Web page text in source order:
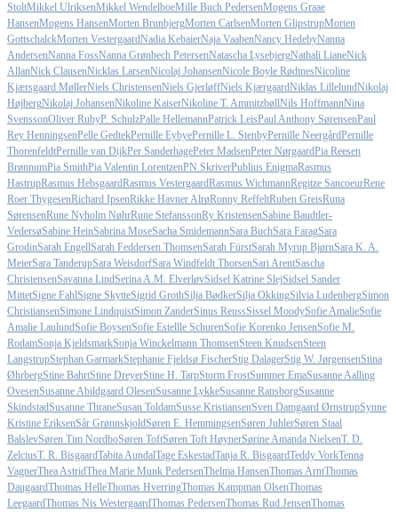
StoltMikkel UlriksenMikkel WendelboeMille Buch PedersenMogens Graae
HansenMogens HansenMorten BrunbjergMorten CarlsenMorten GlipstrupMorten
GottschalckMorten VestergaardNadia KebaierNaja VaabenNancy HedebyNanna
AndersenNanna FossNanna Grønbech PetersenNatascha LysebjergNathali LianeNick
AllanNick ClausenNicklas LarsenNicolaj JohansenNicole Boyle RødtnesNicoline
Kjærsgaard MøllerNiels ChristensenNiels GjerløffNiels KjærgaardNiklas LillelundNikolaj
HøjbergNikolaj JohansenNikoline KaiserNikoline T. AmmitzbøllNils HoffmannNina
SvenssonOliver RubyP. SchulzPalle HellemannPatrick LeisPaul Anthony SørensenPaul
Rey HenningsenPelle GedtekPernille EybyePernille L. StenbyPernille NeergårdPernille
ThorenfeldtPernille van DijkPer SanderhagePeter MadsenPeter NørgaardPia Reesen
BrønnumPia SmithPia Valentin LorentzenPN SkriverPublius EnigmaRasmus
HastrupRasmus HebsgaardRasmus VestergaardRasmus WichmannRegitze SancoeurRene
Roer ThygesenRichard IpsenRikke Havner AlrøRonny ReffeltRuben GreisRuna
SørensenRune Nyholm NøhrRune StefanssonRy KristensenSabine Baudtler-
VedersøSabine HeinSabrina MoseSacha SmidemannSara BuchSara FaragSara
GrodinSarah EngellSarah Feddersen ThomsenSarah FürstSarah Myrup BjørnSara K. A.
MeierSara TanderupSara WeisdorfSara Windfeldt ThorsenSari ArentSascha
ChristensenSavanna LindSerina A.M. ElverløvSidsel Katrine SlejSidsel Sander
MittetSigne FahlSigne SkytteSigrid GrothSilja BødkerSilja OkkingSilvia LudenbergSimon
ChristiansenSimone LindquistSimon ZanderSinus ReussSissel MoodySofie AmalieSofie
Amalie LaulundSofie BoysenSofie Estellle SchurenSofie Korenko JensenSofie M.
RodamSonja KjeldsmarkSonja Winckelmann ThomsenSteen KnudsenSteen
LangstrupStephan GarmarkStephanie Fjeldsø FischerStig DalagerStig W. JørgensenStina
ØhrbergStine BahrtStine DreyerStine H. TarpStorm FrostSummer EmaSusanne Aalling
OvesenSusanne Abildgaard OlesenSusanne LykkeSusanne RansborgSusanne
SkindstadSusanne ThraneSusan ToldamSusse KristiansenSven Damgaard ØrnstrupSynne
Kristine EriksenSår GrønnskjoldSøren E. HemmingsenSøren JuhlerSøren Staal
BalslevSøren Tim NordboSøren ToftSøren Toft HøynerSørine Amanda NielsenT. D.
ZelciusT. R. BisgaardTabita AundalTage EskestadTanja R. BisgaardTeddy VorkTenna
VagnerThea AstridThea Marie Munk PedersenThelma HansenThomas ArntThomas
DaugaardThomas HelleThomas HverringThomas Kampman OlsenThomas
LeegaardThomas Nis WestergaardThomas PedersenThomas Rud JensenThomas